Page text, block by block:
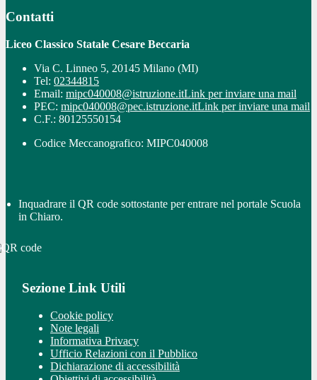
Contatti
Liceo Classico Statale Cesare Beccaria
Via C. Linneo 5, 20145 Milano (MI)
Tel: 02344815
Email: mipc040008@istruzione.itLink per inviare una mail
PEC: mipc040008@pec.istruzione.itLink per inviare una mail
C.F.: 80125550154
Codice Meccanografico: MIPC040008
Inquadrare il QR code sottostante per entrare nel portale Scuola
in Chiaro.
Sezione Link Utili
Cookie policy
Note legali
Informativa Privacy
Ufficio Relazioni con il Pubblico
Dichiarazione di accessibilità